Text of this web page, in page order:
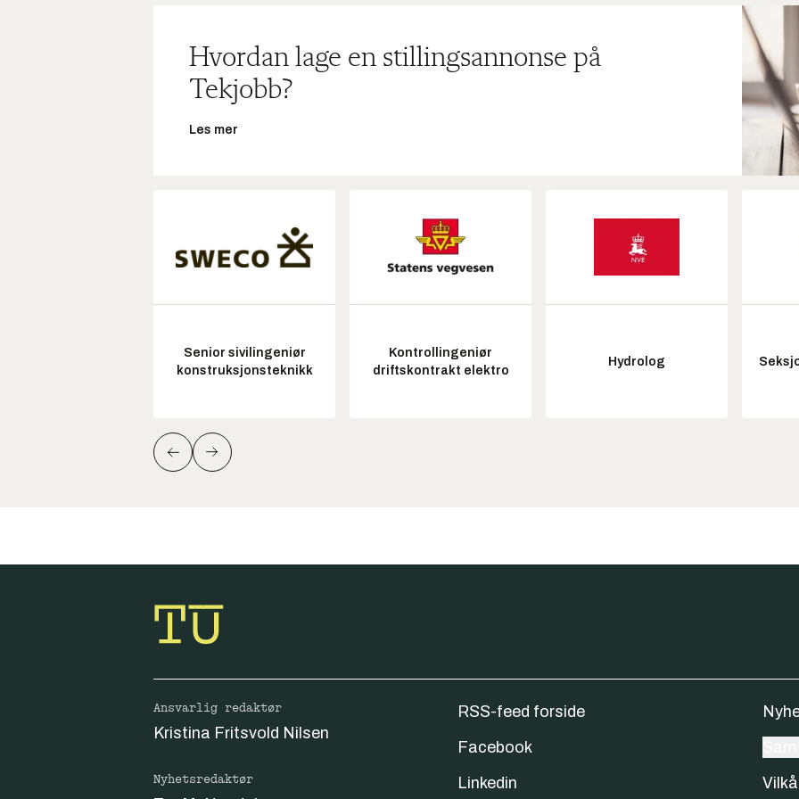
Hvordan lage en stillingsannonse på
Tekjobb?
Les mer
Senior sivilingeniør
konstruksjonsteknikk
Kontrollingeniør
driftskontrakt elektro
Hydrolog
Ansvarlig redaktør
Kristina Fritsvold Nilsen
Nyhetsredaktør
RSS-feed forside
Facebook
Linkedin